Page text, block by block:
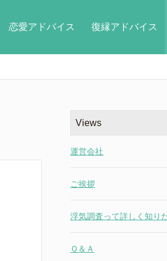
恋愛アドバイス 復縁アドバイス
Views
運営会社
ご挨拶
浮気調査って詳しく知り
Ｑ＆Ａ